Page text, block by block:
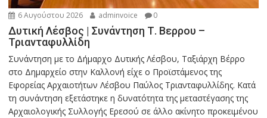
6 Αυγούστου 2026 adminvoice 0
Δυτική Λέσβος | Συνάντηση Τ. Βερρου –
Τριανταφυλλίδη
Συνάντηση με το Δήμαρχο Δυτικής Λέσβου, Ταξιάρχη Βέρρο
στο Δημαρχείο στην Καλλονή είχε ο Προϊστάμενος της
Εφορείας Αρχαιοτήτων Λέσβου Παύλος Τριανταφυλλίδης. Κατά
τη συνάντηση εξετάστηκε η δυνατότητα της μεταστέγασης της
Αρχαιολογικής Συλλογής Ερεσού σε άλλο ακίνητο προκειμένου